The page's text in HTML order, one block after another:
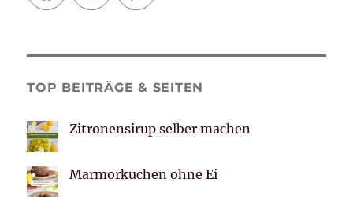
TOP BEITRÄGE & SEITEN
Zitronensirup selber machen
Marmorkuchen ohne Ei